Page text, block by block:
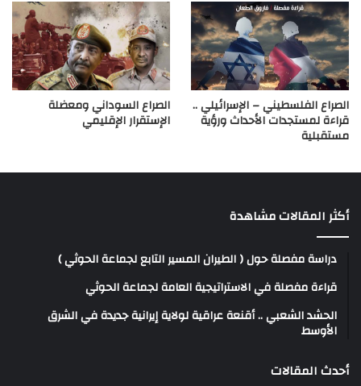
الصراع الفلسطيني – الإسرائيلي ..
قراءة لمستجدات الأحداث ورؤية
مستقبلية
الصراع السوداني ومعضلة
الإستقرار الإقليمي
أكثر المقالات مشاهدة
دراسة مفصلة حول ( الطيران المسير التابع لجماعة الحوثي )
قراءة مفصلة في الاستراتيجية العامة لجماعة الحوثي
الحشد الشعبي .. أقنعة عراقية لولاية إيرانية جديدة في الشرق
الأوسط
أحدث المقالات